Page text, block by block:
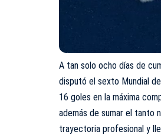
A tan solo ocho días de
disputó el sexto Mundial
16 goles en la máxima
además de sumar el tanto
trayectoria profesional y